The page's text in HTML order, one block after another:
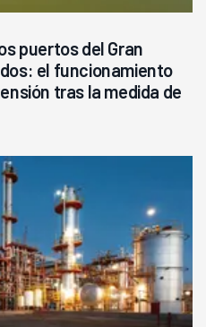
puertos del Gran
el funcionamiento
tras la medida de